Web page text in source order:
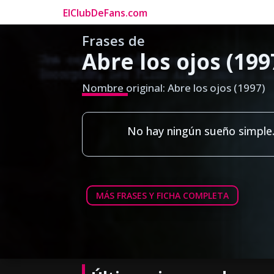
ElClubDeFans.com
Frases de
Abre los ojos
Nombre original: Abre los ojos (1997)
No hay ningún sueño simple.
MÁS FRASES Y FICHA COMPLETA